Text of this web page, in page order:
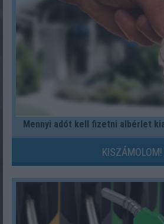
Mennyi adót kell fizetni albérlet
KISZÁMOLOM!